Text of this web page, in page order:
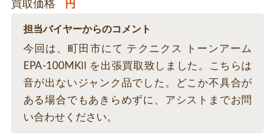
買取価格 円
担当バイヤーからのコメント
今回は、町田市にて テクニクス トーンアーム
EPA-100MKⅡ を出張買取致しました。こちらは
音が出ないジャンク品でした。どこか不具合が
ある場合でもあきらめずに、アシストまでお問
い合わせください。